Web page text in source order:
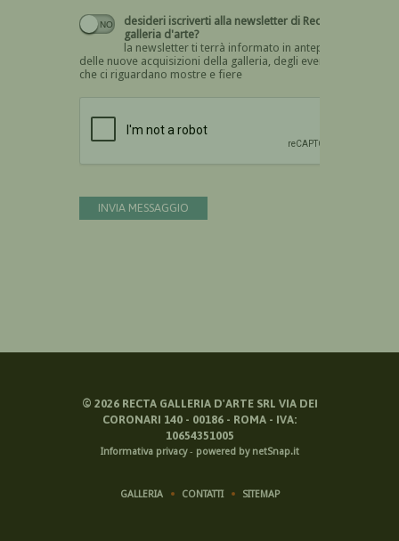
desideri iscriverti alla newsletter di Recta
galleria d'arte?
la newsletter ti terrà informato in anteprima
delle nuove acquisizioni della galleria, degli eventi
che ci riguardano mostre e fiere
INVIA MESSAGGIO
© 2026RECTA GALLERIA D'ARTE SRL VIA DEI
CORONARI 140 - 00186 - ROMA - IVA:
10654351005
Informativa privacy- powered by netSnap.it
GALLERIA CONTATTI SITEMAP